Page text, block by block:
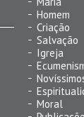
Homem
Criação
Salvação
Igreja
Moral